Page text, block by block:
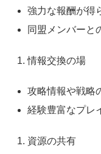
強力な報酬が得
同盟メンバーと
情報交換の場
攻略情報や戦略
経験豊富なプレ
資源の共有